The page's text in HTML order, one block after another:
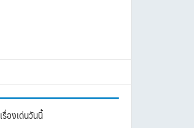
เรื่องเด่นวันนี้